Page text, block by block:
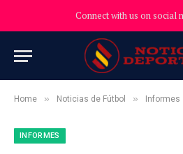
Connect with us on social
Home » Noticias de Fútbol » Informes
INFORMES